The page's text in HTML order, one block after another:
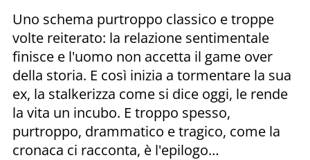
Uno schema purtroppo classico e troppe
volte reiterato: la relazione sentimentale
finisce e l'uomo non accetta il game over
della storia. E così inizia a tormentare la sua
ex, la stalkerizza come si dice oggi, le rende
la vita un incubo. E troppo spesso,
purtroppo, drammatico e tragico, come la
cronaca ci racconta, è l'epilogo…